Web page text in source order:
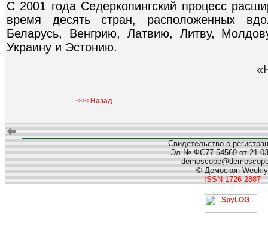
С 2001 года Седеркопингский процесс
время десять стран, расположенных
Беларусь, Венгрию, Латвию, Литву,
Украину и Эстонию.
<<< Назад
Свидетельство о
Эл № ФС77-54569 от
© Демоскоп Weekly
ISSN 1726-2887